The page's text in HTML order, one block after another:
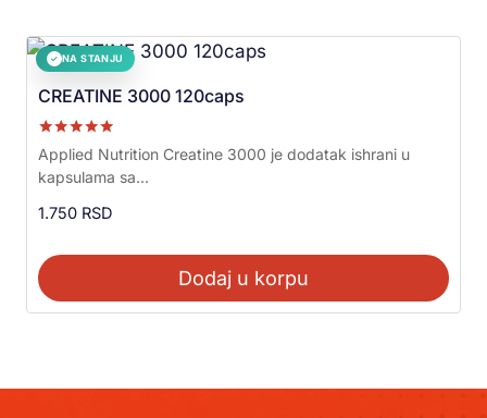
✓ NA STANJU
CREATINE 3000 120caps
Ocenjeno sa
5.00
od 5
Applied Nutrition Creatine 3000 je dodatak ishrani u
kapsulama sa...
1.750 RSD
Dodaj u korpu